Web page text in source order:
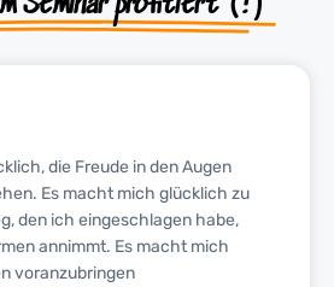
die Freude in den Augen
Es macht mich glücklich zu
den ich eingeschlagen habe,
annimmt. Es macht mich
voranzubringen